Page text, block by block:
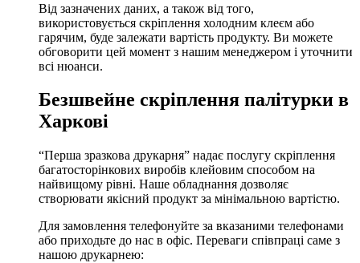
Від зазначених даних, а також від того,
використовується скріплення холодним клеєм або
гарячим, буде залежати вартість продукту. Ви можете
обговорити цей момент з нашим менеджером і уточнити
всі нюанси.
Безшвейне скріплення палітурки в
Харкові
“Перша зразкова друкарня” надає послугу скріплення
багатосторінкових виробів клейовим способом на
найвищому рівні. Наше обладнання дозволяє
створювати якісний продукт за мінімальною вартістю.
Для замовлення телефонуйте за вказаними телефонами
або приходьте до нас в офіс. Переваги співпраці саме з
нашою друкарнею: